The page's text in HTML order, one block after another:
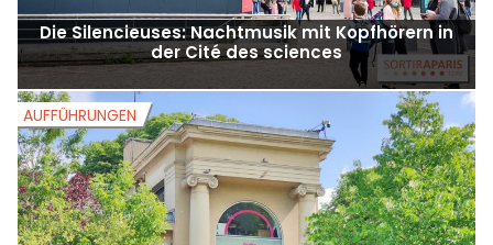
Die Silencieuses: Nachtmusik mit Kopfhörern in
der Cité des sciences
AUFFÜHRUNGEN